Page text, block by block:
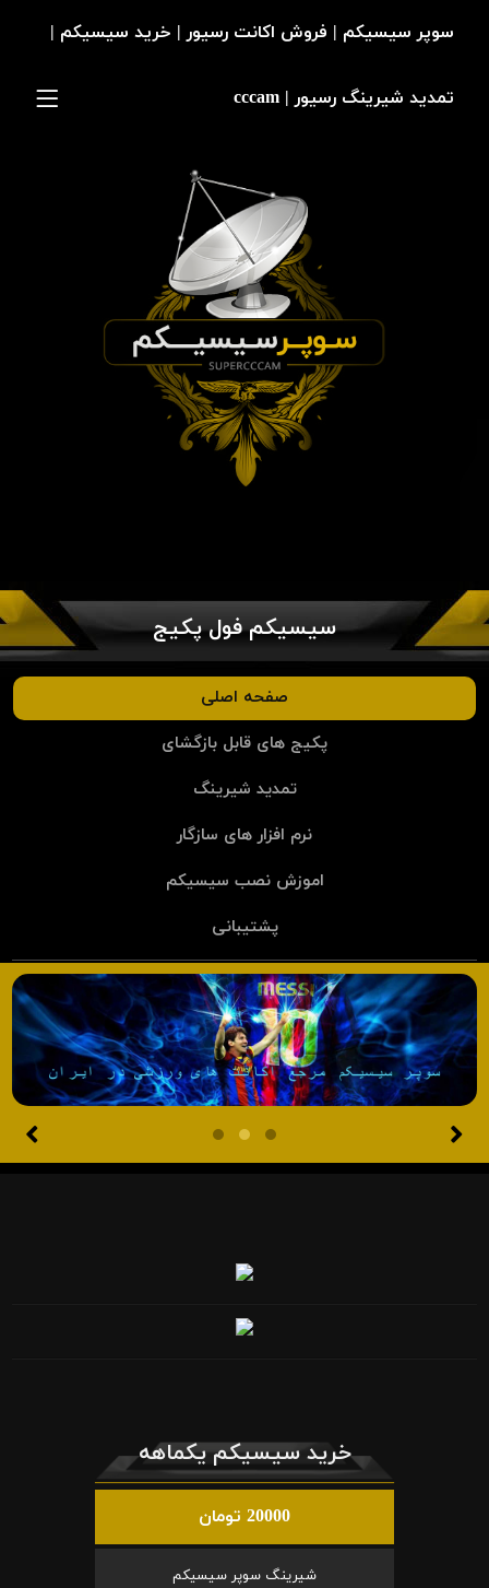
سیسیکم فول پکیج
صفحه اصلی
پکیج های قابل بازگشای
تمدید شیرینگ
نرم افزار های سازگار
اموزش نصب سیسیکم
پشتیبانی
خرید سیسیکم یکماهه
20000 تومان
شیرینگ سوپر سیسیکم
سوپر سیسیکم | فروش اکانت رسیور | خرید سیسیکم |
تمدید شیرینگ رسیور | cccam